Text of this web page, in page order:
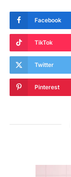
Facebook
TikTok
Twitter
Pinterest